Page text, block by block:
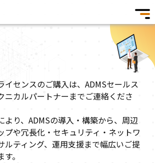
イセンスのご購入は、ADMSセールス
ニカルパートナーまでご連絡くださ
より、ADMSの導入・構築から、周辺
プや冗長化・セキュリティ・ネットワ
ルティング、運用支援まで幅広いご提
。